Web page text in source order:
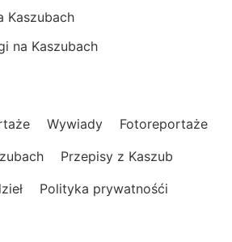
Kaszubach
na Kaszubach
Wywiady
Fotoreportaże
Przepisy z Kaszub
Polityka prywatnośći